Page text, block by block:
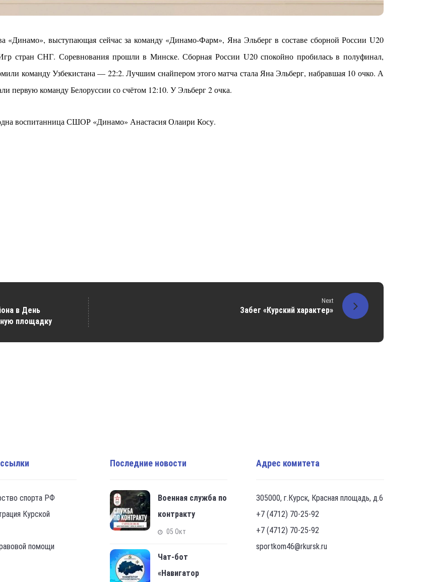
«Динамо», выступающая сейчас за команду «Динамо-Фарм», Яна Эльберг в составе сборной России U20
Игр стран СНГ. Соревнования прошли в Минске.Сборная России U20 спокойно пробилась в полуфинал,
команду Узбекистана — 22:2. Лучшим снайпером этого матча стала Яна Эльберг, набравшая 10 очко. А
первую команду Белоруссии со счётом 12:10. У Эльберг 2 очка.
воспитанница СШОР «Динамо» Анастасия Олаири Косу.
в День
площадку
Next
Забег «Курский характер»
спорта РФ
Курской
помощи
Последние новости
Военная служба по
контракту
05 Окт
Чат-бот
«Навигатор
Адрес комитета
305000, г.Курск, Красная площадь, д.6
+7 (4712) 70-25-92
+7 (4712) 70-25-92
sportkom46@rkursk.ru